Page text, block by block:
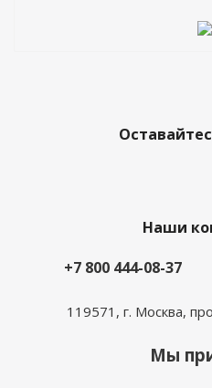
Наши
+7 800 444-08-37
119571, г. Москва,
Мы